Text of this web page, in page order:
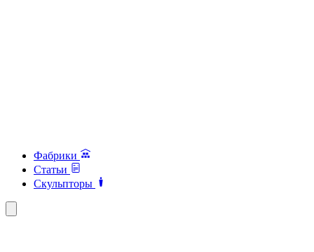
Фабрики
Статьи
Скульпторы